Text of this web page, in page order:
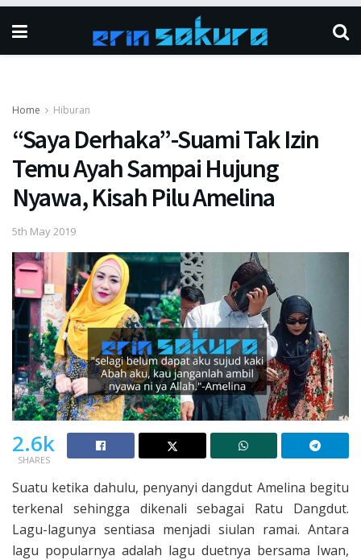
Home Hiburan
“Saya Derhaka”-Suami Tak Izin
Temu Ayah Sampai Hujung
Nyawa, Kisah Pilu Amelina
5th May 2019
2.6k
SHARES
Suatu ketika dahulu, penyanyi dangdut Amelina begitu
terkenal sehingga dikenali sebagai Ratu Dangdut.
Lagu-lagunya sentiasa menjadi siulan ramai. Antara
lagu popularnya adalah lagu duetnya bersama Iwan,